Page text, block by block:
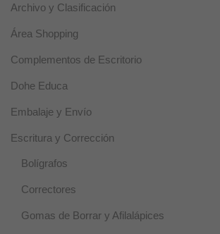
Archivo y Clasificación
Área Shopping
Complementos de Escritorio
Dohe Educa
Embalaje y Envío
Escritura y Corrección
Bolígrafos
Correctores
Gomas de Borrar y Afilalápices